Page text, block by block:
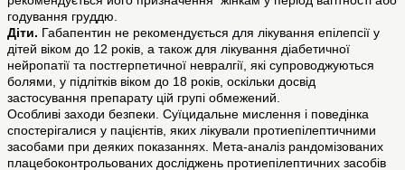
годування груддю.
Діти. Габапентин не рекомендується для лікування епілепсії у
дітей віком до 12 років, а також для лікування діабетичної
нейропатії та постгерпетичної невралгії, які супроводжуються
болями, у підлітків віком до 18 років, оскільки досвід
застосування препарату цій групі обмежений.
Особливі заходи безпеки. Суїцидальне мислення і поведінка
спостерігалися у пацієнтів, яких лікували протиепілептичними
засобами при деяких показаннях. Мета-аналіз рандомізованих
плацебоконтрольованих досліджень протиепілептичних засобів